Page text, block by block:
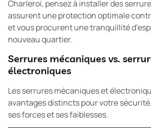
Charleroi, pensez à installer des
assurent une protection optimale
et vous procurent une tranquillité
nouveau quartier.
Serrures mécaniques vs.
électroniques
Les serrures mécaniques et
avantages distincts pour votre
ses forces et ses faiblesses.